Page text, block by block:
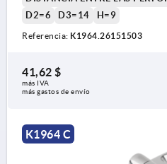
Forma B: con perno/ cabeza
Forma C: con perno/ cabeza
3) Albura
D2=6
D3=14 H=9
Referencia: K1964.26151503
41,62 $
más IVA
más gastos de envío
K1964 C